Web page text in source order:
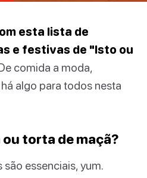
esta lista de
e festivas de "Isto ou
comida a moda,
algo para todos nesta
ou torta de maçã?
essenciais, yum.